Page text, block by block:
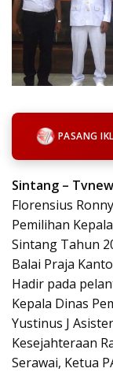
PASANG
Sintang –
Florensius
Pemilihan
Sintang Tahun
Balai Praja
Hadir pada
Kepala Dinas
Yustinus J
Kesejahteraan
Serawai, Ketua